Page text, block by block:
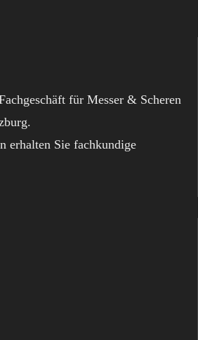
für Messer & Scheren
erhalten Sie fachkundige